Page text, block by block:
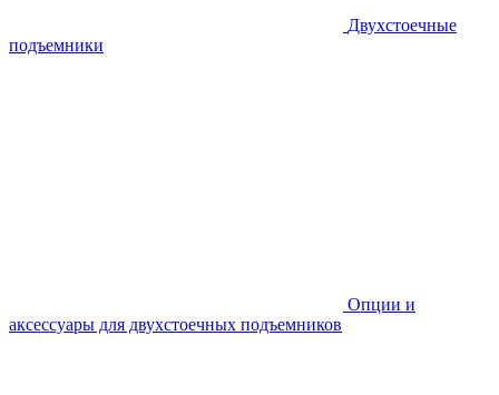
Двухстоечные
подъемники
Опции и
аксессуары для двухстоечных подъемников